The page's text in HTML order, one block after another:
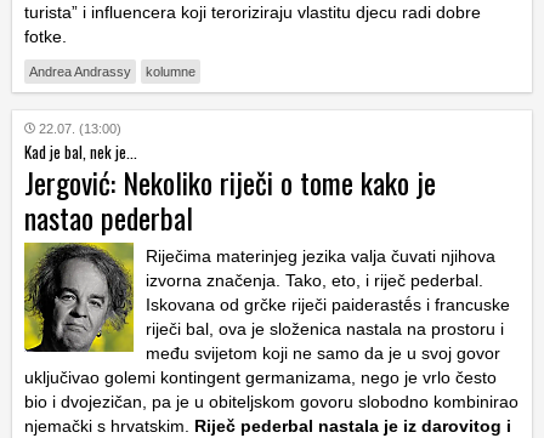
turista” i influencera koji teroriziraju vlastitu djecu radi dobre
fotke.
Andrea Andrassy kolumne
22.07. (13:00)
Kad je bal, nek je...
Jergović: Nekoliko riječi o tome kako je
nastao pederbal
Riječima materinjeg jezika valja čuvati njihova
izvorna značenja. Tako, eto, i riječ pederbal.
Iskovana od grčke riječi paiderastḗs i francuske
riječi bal, ova je složenica nastala na prostoru i
među svijetom koji ne samo da je u svoj govor
uključivao golemi kontingent germanizama, nego je vrlo često
bio i dvojezičan, pa je u obiteljskom govoru slobodno kombinirao
njemački s hrvatskim. Riječ pederbal nastala je iz darovitog i